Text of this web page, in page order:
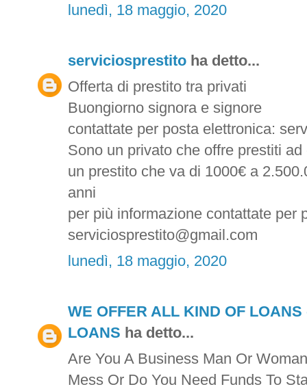
lunedì, 18 maggio, 2020
serviciosprestito ha detto...
Offerta di prestito tra privati
Buongiorno signora e signore
contattate per posta elettronica:
Sono un privato che offre prestiti
un prestito che va di 1000€ a
anni
per più informazione contattate per
serviciosprestito@gmail.com
lunedì, 18 maggio, 2020
WE OFFER ALL KIND OF
LOANS ha detto...
Are You A Business Man Or
Mess Or Do You Need Funds To